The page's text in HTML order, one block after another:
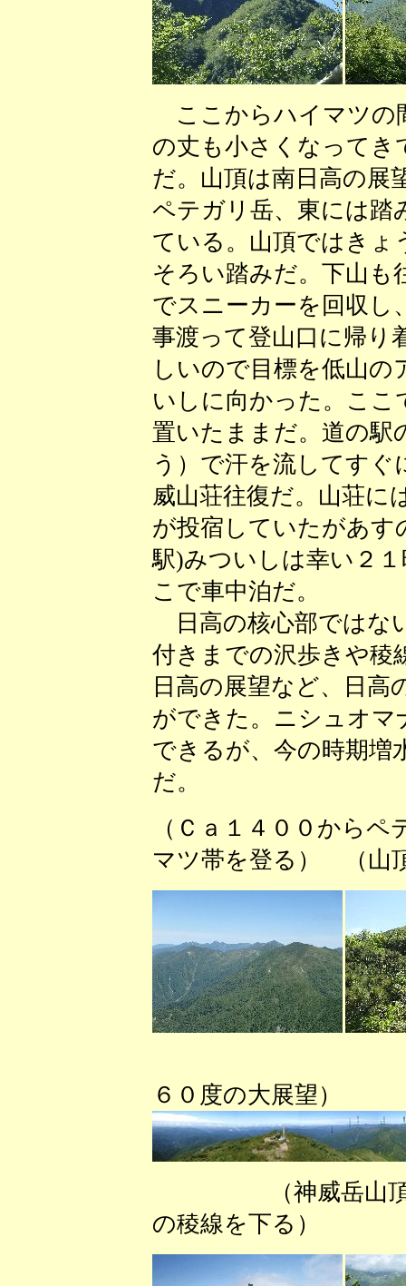
ここからハイマツの
の丈も小さくなってき
だ。山頂は南日高の展
ペテガリ岳、東には踏
ている。山頂ではきょ
そろい踏みだ。下山も
でスニーカーを回収し
事渡って登山口に帰り
しいので目標を低山
いしに向かった。ここ
置いたままだ。道の駅
う）で汗を流してす
威山荘往復だ。山荘に
が投宿していたがあす
駅)みついしは幸い２
こで車中泊だ。
日高の核心部ではな
付きまでの沢歩きや稜
日高の展望など、日高
ができた。ニシュオマ
できるが、今の時期増
だ。
（Ｃａ１４００から
マツ帯を登る） （山
６０度の大展望）
（神威岳山
の稜線を下る）